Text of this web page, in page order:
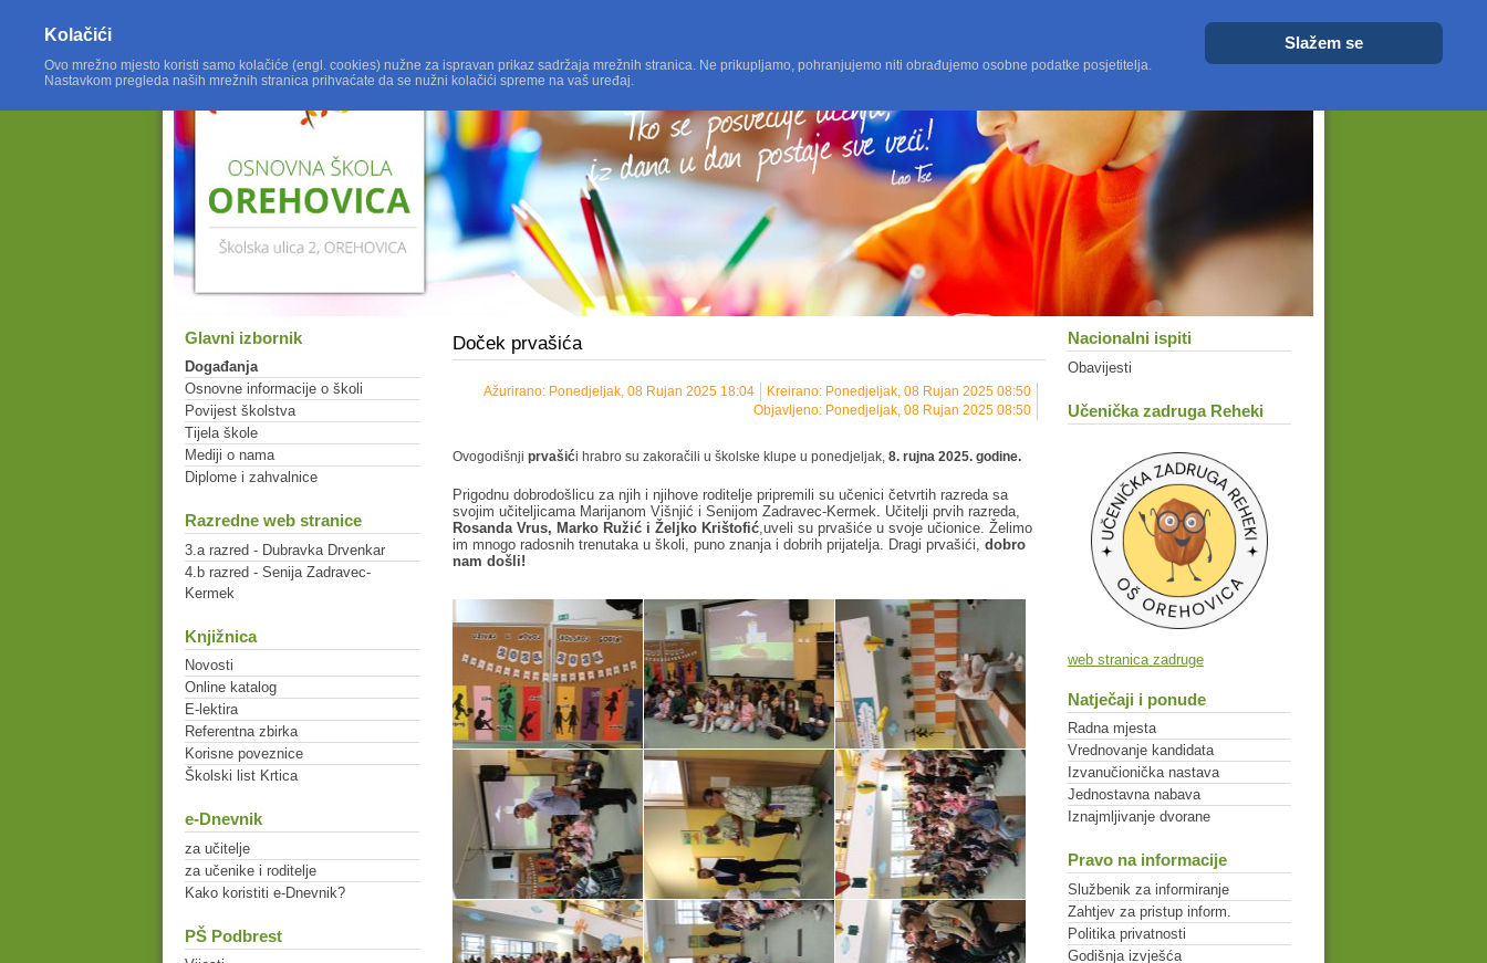
Resetiraj Manje
Glavni izbornik
Događanja
Osnovne informacije o školi
Povijest školstva
Tijela škole
Mediji o nama
Diplome i zahvalnice
Razredne web stranice
3.a razred - Dubravka Drvenkar
4.b razred - Senija Zadravec-
Kermek
Knjižnica
Novosti
Online katalog
E-lektira
Referentna zbirka
Korisne poveznice
Školski list Krtica
e-Dnevnik
za učitelje
za učenike i roditelje
Kako koristiti e-Dnevnik?
PŠ Podbrest
Doček prvašića
Kreirano: Ponedjeljak, 08 Rujan 2025 08:50
Ažurirano: Ponedjeljak, 08 Rujan 2025 18:04
Objavljeno: Ponedjeljak, 08 Rujan 2025 08:50
Ovogodišnjiprvašići hrabro su zakoračili u školske klupe u ponedjeljak,8. rujna 2025. godine.
Prigodnu dobrodošlicu za njih i njihove roditelje pripremili su učenici četvrtih razreda sa
svojim učiteljicama Marijanom Višnjić i Senijom Zadravec-Kermek. Učitelji prvih razreda,
Rosanda Vrus, Marko Ružić i Željko Krištofić,uveli su prvašiće u svoje učionice. Želimo
im mnogo radosnih trenutaka u školi, puno znanja i dobrih prijatelja. Dragi prvašići,dobro
nam došli!
Nacionalni ispiti
Obavijesti
Učenička zadruga Reheki
web stranica zadruge
Natječaji i ponude
Radna mjesta
Vrednovanje kandidata
Izvanučionička nastava
Jednostavna nabava
Iznajmljivanje dvorane
Pravo na informacije
Službenik za informiranje
Zahtjev za pristup inform.
Politika privatnosti
Godišnja izvješća
Kolačići
Ovo mrežno mjesto koristi samo kolačiće (engl. cookies) nužne za ispravan prikaz sadržaja mrežnih stranica. Ne prikupljamo, pohranjujemo niti obrađujemo osobne podatke posjetitelja.
Nastavkom pregleda naših mrežnih stranica prihvaćate da se nužni kolačići spreme na vaš uređaj.
Slažem se